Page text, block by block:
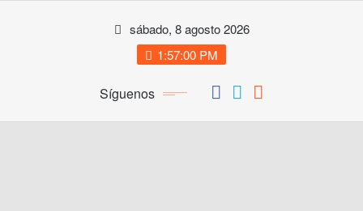
sábado, 8 agosto 2026
1:57:00 PM
Síguenos